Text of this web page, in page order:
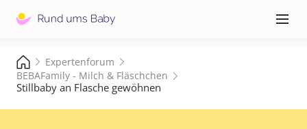
≡
Expertenforum
BEBAFamily - Milch & Fläschchen
Stillbaby an Flasche gewöhnen